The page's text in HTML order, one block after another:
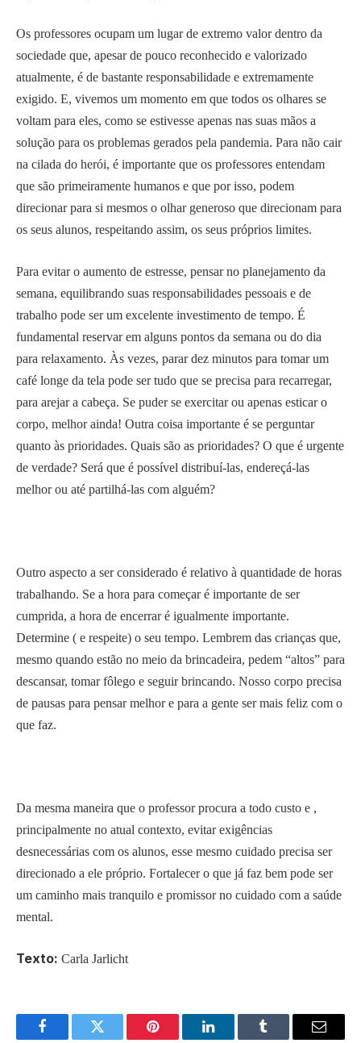
Os professores ocupam um lugar de extremo valor dentro da
sociedade que, apesar de pouco reconhecido e valorizado
atualmente, é de bastante responsabilidade e extremamente
exigido. E, vivemos um momento em que todos os olhares se
voltam para eles, como se estivesse apenas nas suas mãos a
solução para os problemas gerados pela pandemia. Para não cair
na cilada do herói, é importante que os professores entendam
que são primeiramente humanos e que por isso, podem
direcionar para si mesmos o olhar generoso que direcionam para
os seus alunos, respeitando assim, os seus próprios limites.
Para evitar o aumento de estresse, pensar no planejamento da
semana, equilibrando suas responsabilidades pessoais e de
trabalho pode ser um excelente investimento de tempo. É
fundamental reservar em alguns pontos da semana ou do dia
para relaxamento. Às vezes, parar dez minutos para tomar um
café longe da tela pode ser tudo que se precisa para recarregar,
para arejar a cabeça. Se puder se exercitar ou apenas esticar o
corpo, melhor ainda! Outra coisa importante é se perguntar
quanto às prioridades. Quais são as prioridades? O que é urgente
de verdade? Será que é possível distribuí-las, endereçá-las
melhor ou até partilhá-las com alguém?
Outro aspecto a ser considerado é relativo à quantidade de horas
trabalhando. Se a hora para começar é importante de ser
cumprida, a hora de encerrar é igualmente importante.
Determine ( e respeite) o seu tempo. Lembrem das crianças que,
mesmo quando estão no meio da brincadeira, pedem “altos” para
descansar, tomar fôlego e seguir brincando. Nosso corpo precisa
de pausas para pensar melhor e para a gente ser mais feliz com o
que faz.
Da mesma maneira que o professor procura a todo custo e ,
principalmente no atual contexto, evitar exigências
desnecessárias com os alunos, esse mesmo cuidado precisa ser
direcionado a ele próprio. Fortalecer o que já faz bem pode ser
um caminho mais tranquilo e promissor no cuidado com a saúde
mental.
Texto: Carla Jarlicht
FacebookTwitter Pinterest LinkedInTumblr Email